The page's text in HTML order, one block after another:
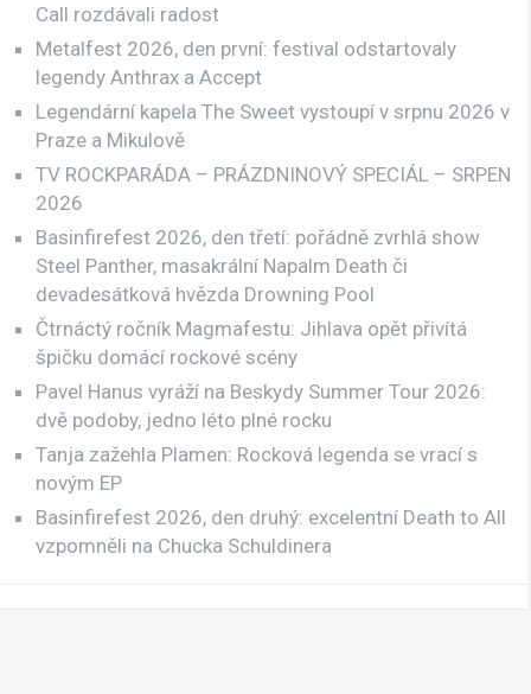
Call rozdávali radost
Metalfest 2026, den první: festival odstartovaly
legendy Anthrax a Accept
Legendární kapela The Sweet vystoupí v srpnu 2026 v
Praze a Mikulově
TV ROCKPARÁDA – PRÁZDNINOVÝ SPECIÁL – SRPEN
2026
Basinfirefest 2026, den třetí: pořádně zvrhlá show
Steel Panther, masakrální Napalm Death či
devadesátková hvězda Drowning Pool
Čtrnáctý ročník Magmafestu: Jihlava opět přivítá
špičku domácí rockové scény
Pavel Hanus vyráží na Beskydy Summer Tour 2026:
dvě podoby, jedno léto plné rocku
Tanja zažehla Plamen: Rocková legenda se vrací s
novým EP
Basinfirefest 2026, den druhý: excelentní Death to All
vzpomněli na Chucka Schuldinera